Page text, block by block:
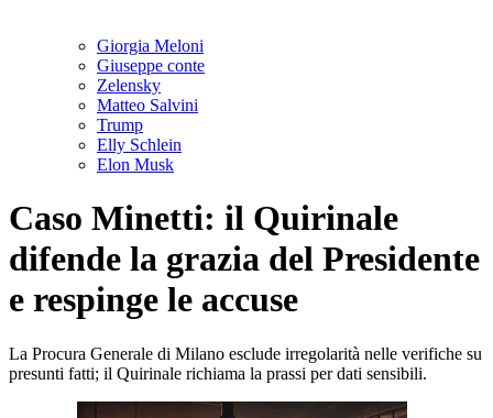
Giorgia Meloni
Giuseppe conte
Zelensky
Matteo Salvini
Trump
Elly Schlein
Elon Musk
Caso Minetti: il Quirinale
difende la grazia del Presidente
e respinge le accuse
La Procura Generale di Milano esclude irregolarità nelle verifiche su
presunti fatti; il Quirinale richiama la prassi per dati sensibili.